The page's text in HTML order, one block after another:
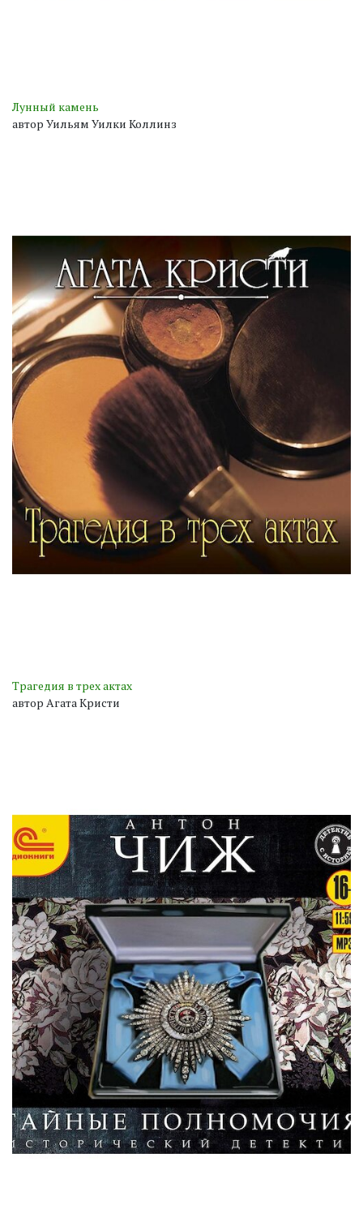
Лунный камень
автор Уильям Уилки Коллинз
Трагедия в трех актах
автор Агата Кристи